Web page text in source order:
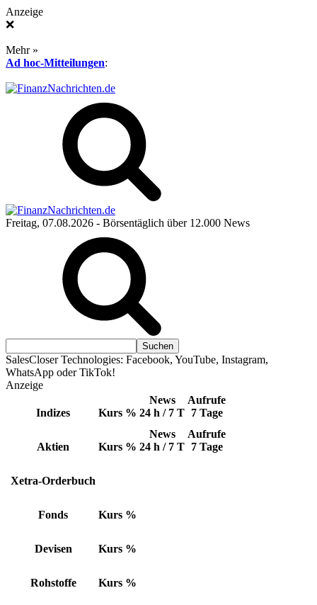
Anzeige
❌
Mehr »
Ad hoc-Mitteilungen:
Freitag, 07.08.2026 - Börsentäglich über 12.000 News
SalesCloser Technologies: Facebook, YouTube, Instagram,
WhatsApp oder TikTok!
Anzeige
Indizes Kurs %
News
24 h / 7 T
Aufrufe
7 Tage
Aktien Kurs %
News
24 h / 7 T
Aufrufe
7 Tage
Xetra-Orderbuch
Fonds Kurs %
Devisen Kurs %
Rohstoffe Kurs %